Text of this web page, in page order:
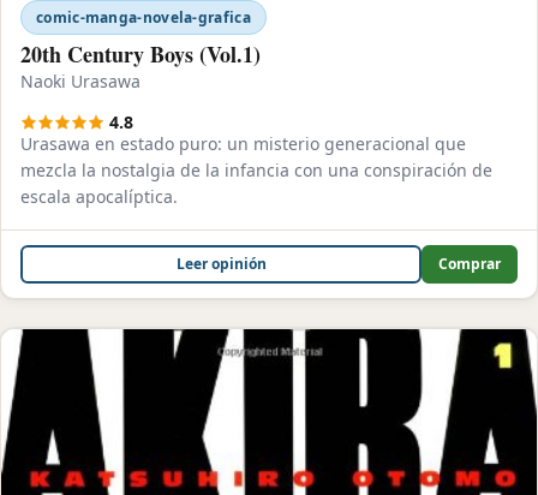
comic-manga-novela-grafica
20th Century Boys (Vol.1)
Naoki Urasawa
4.8
Urasawa en estado puro: un misterio generacional que
mezcla la nostalgia de la infancia con una conspiración de
escala apocalíptica.
Leer opinión Comprar